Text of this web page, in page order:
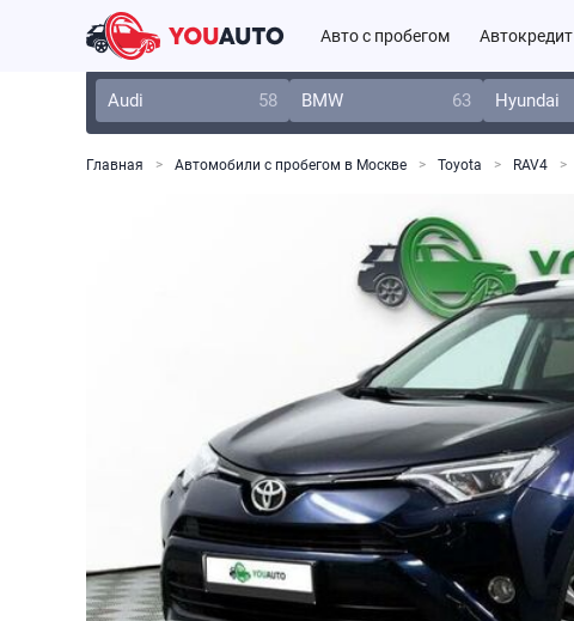
Авто с пробегом Автокредит
Audi 58 BMW 63 Hyundai
Главная Автомобили с пробегом в Москве Toyota RAV4